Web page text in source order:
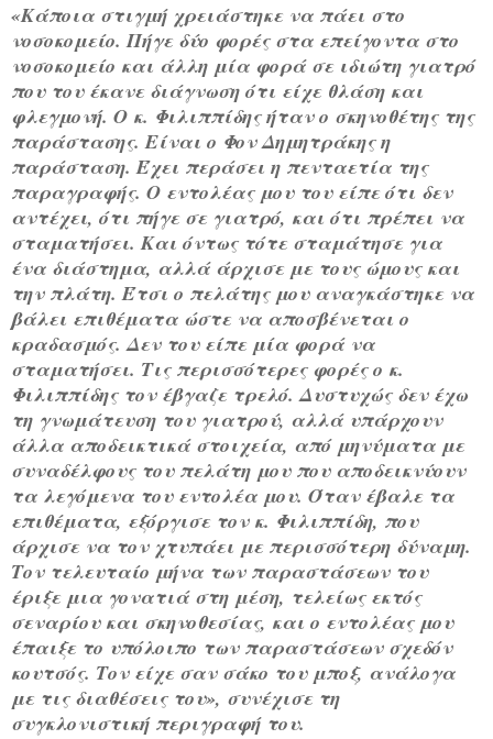
«Κάποια στιγμή χρειάστηκε να πάει στο
νοσοκομείο. Πήγε δύο φορές στα επείγοντα στο
νοσοκομείο και άλλη μία φορά σε ιδιώτη γιατρό
που του έκανε διάγνωση ότι είχε θλάση και
φλεγμονή. Ο κ. Φιλιππίδης ήταν ο σκηνοθέτης της
παράστασης. Είναι ο Φον Δημητράκης η
παράσταση. Έχει περάσει η πενταετία της
παραγραφής. Ο εντολέας μου του είπε ότι δεν
αντέχει, ότι πήγε σε γιατρό, και ότι πρέπει να
σταματήσει. Και όντως τότε σταμάτησε για
ένα διάστημα, αλλά άρχισε με τους ώμους και
την πλάτη. Έτσι ο πελάτης μου αναγκάστηκε να
βάλει επιθέματα ώστε να αποσβένεται ο
κραδασμός. Δεν του είπε μία φορά να
σταματήσει. Τις περισσότερες φορές ο κ.
Φιλιππίδης τον έβγαζε τρελό. Δυστυχώς δεν έχω
τη γνωμάτευση του γιατρού, αλλά υπάρχουν
άλλα αποδεικτικά στοιχεία, από μηνύματα με
συναδέλφους του πελάτη μου που αποδεικνύουν
τα λεγόμενα του εντολέα μου. Όταν έβαλε τα
επιθέματα, εξόργισε τον κ. Φιλιππίδη, που
άρχισε να τον χτυπάει με περισσότερη δύναμη.
Τον τελευταίο μήνα των παραστάσεων του
έριξε μια γονατιά στη μέση, τελείως εκτός
σεναρίου και σκηνοθεσίας, και ο εντολέας μου
έπαιξε το υπόλοιπο των παραστάσεων σχεδόν
κουτσός. Τον είχε σαν σάκο του μποξ, ανάλογα
με τις διαθέσεις του», συνέχισε τη
συγκλονιστική περιγραφή του.